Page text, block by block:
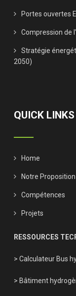
Portes ouvertes
Compression de
Stratégie
2050)
QUICK LINKS
Home
Notre Proposition
Compétences
Projets
RESSOURCES
> Calculateur Bus
> Bâtiment